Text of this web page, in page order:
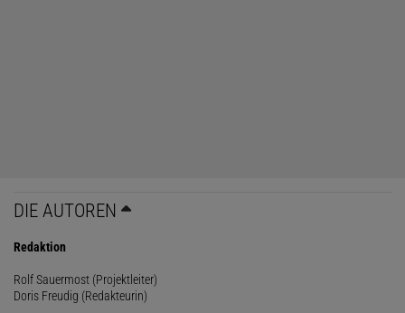
DIE AUTOREN
Redaktion
Rolf Sauermost (Projektleiter)
Doris Freudig (Redakteurin)